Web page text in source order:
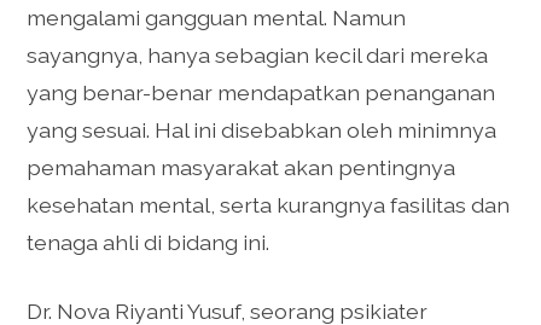
mengalami gangguan mental. Namun
sayangnya, hanya sebagian kecil dari mereka
yang benar-benar mendapatkan penanganan
yang sesuai. Hal ini disebabkan oleh minimnya
pemahaman masyarakat akan pentingnya
kesehatan mental, serta kurangnya fasilitas dan
tenaga ahli di bidang ini.
Dr. Nova Riyanti Yusuf, seorang psikiater